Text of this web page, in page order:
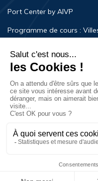
Port Center by AIVP
Programme de cours :
Newsroom
Événements
FAQ
Mentions légales
©